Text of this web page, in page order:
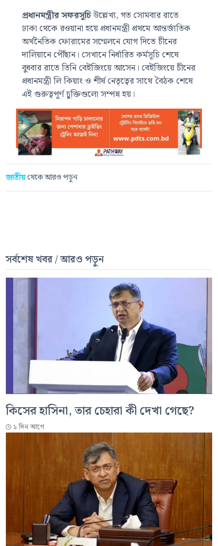
প্রধানমন্ত্রীর সফরসূচিউল্লেখ্য, গত সোমবার রাতে
ঢাকা থেকে রওয়ানা হয়ে প্রধানমন্ত্রী প্রথমে আন্তর্জাতিক
অর্থনৈতিক ফোরামের সম্মেলনে যোগ দিতে চীনের
দালিয়ানে পৌঁছান। সেখানে নির্ধারিত কর্মসূচি শেষে
বুধবার রাতে তিনি বেইজিংয়ে আসেন। বেইজিংয়ে চীনের
প্রধানমন্ত্রী লি কিয়াং ও শীর্ষ নেতৃত্বের সাথে বৈঠক শেষে
এই গুরুত্বপূর্ণ চুক্তিগুলো সম্পন্ন হয়।
জাতীয়থেকে আরও পড়ুন
সর্বশেষ খবর / আরও পড়ুন
কিসের হাসিনা, তার চেহারা কী দেখা গেছে?
১ দিন আগে